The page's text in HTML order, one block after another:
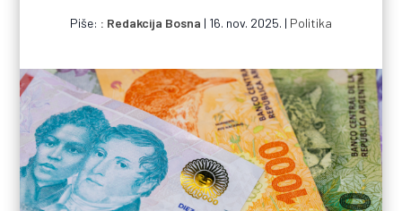
Piše: Redakcija Bosna | 16. nov. 2025. | Politika